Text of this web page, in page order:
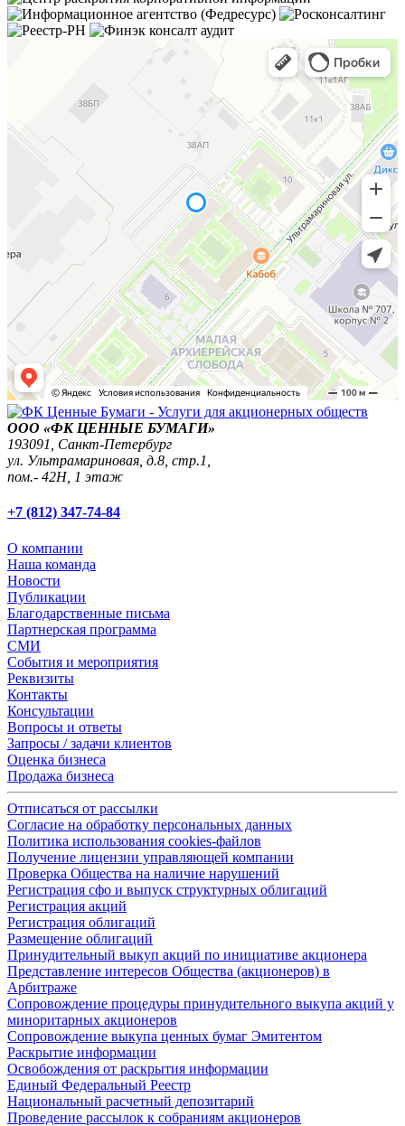
ООО «ФК ЦЕННЫЕ БУМАГИ»
193091, Санкт-Петербург
ул. Ультрамариновая, д.8, стр.1,
пом.- 42Н, 1 этаж
+7 (812) 347-74-84
О компании
Наша команда
Новости
Публикации
Благодарственные письма
Партнерская программа
СМИ
События и мероприятия
Реквизиты
Контакты
Консультации
Вопросы и ответы
Запросы / задачи клиентов
Оценка бизнеса
Продажа бизнеса
Отписаться от рассылки
Согласие на обработку персональных данных
Политика использования cookies-файлов
Получение лицензии управляющей компании
Проверка Общества на наличие нарушений
Регистрация сфо и выпуск структурных облигаций
Регистрация акций
Регистрация облигаций
Размещение облигаций
Принудительный выкуп акций по инициативе акционера
Представление интересов Общества (акционеров) в
Арбитраже
Сопровождение процедуры принудительного выкупа акций у
миноритарных акционеров
Сопровождение выкупа ценных бумаг Эмитентом
Раскрытие информации
Освобождения от раскрытия информации
Единый Федеральный Реестр
Национальный расчетный депозитарий
Проведение рассылок к собраниям акционеров